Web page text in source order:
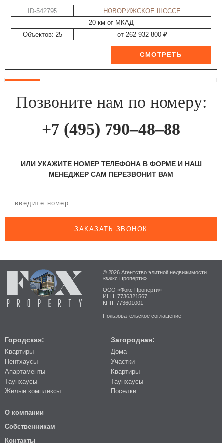
ID-542795
НОВОРИЖСКОЕ ШОССЕ
20 км от МКАД
Объектов: 25
от 262 932 800 ₽
Позвоните нам по номеру:
+7 (495) 790–48–88
ИЛИ УКАЖИТЕ НОМЕР ТЕЛЕФОНА В ФОРМЕ И НАШ
МЕНЕДЖЕР САМ ПЕРЕЗВОНИТ ВАМ
ЗАКАЗАТЬ ЗВОНОК
© 2026 Агентство элитной недвижимости
«Фокс Проперти»
ООО «Фокс Проперти»
ИНН: 7736321567
КПП: 773601001
Пользовательское соглашение
Городская:
Квартиры
Пентхаусы
Апартаменты
Таунхаусы
Жилые комплексы
Загородная:
Дома
Участки
Квартиры
Таунхаусы
Поселки
О компании
Собственникам
Контакты